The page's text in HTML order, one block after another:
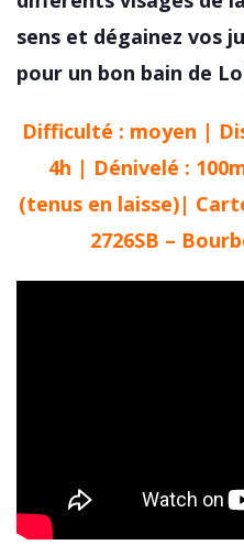
sens et dégainez vos
pour un bon bain de
Difficulté : moyen |
4h | Dénivelé :
(tenus en laisse)|
2726SB –